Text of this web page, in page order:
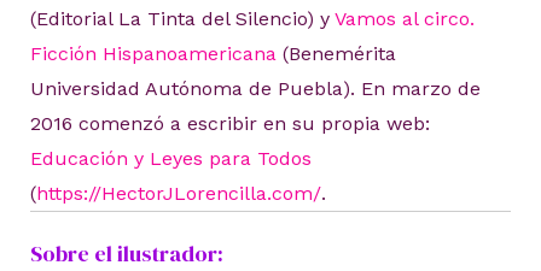
(Editorial La Tinta del Silencio) y Vamos al circo.
Ficción Hispanoamericana(Benemérita
Universidad Autónoma de Puebla). En marzo de
2016 comenzó a escribir en su propia web:
Educación y Leyes para Todos
(https://HectorJLorencilla.com/.
Sobre el ilustrador: